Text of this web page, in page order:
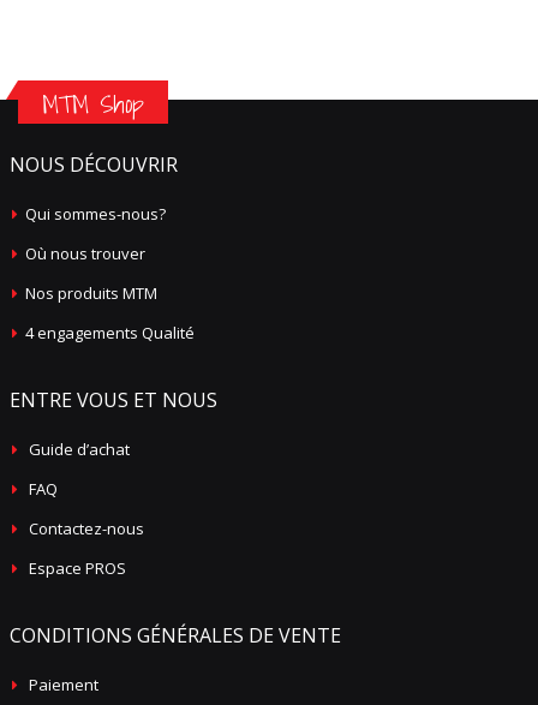
MTM Shop
NOUS DÉCOUVRIR
Qui sommes-nous?
Où nous trouver
Nos produits MTM
4 engagements Qualité
ENTRE VOUS ET NOUS
Guide d’achat
FAQ
Contactez-nous
Espace PROS
CONDITIONS GÉNÉRALES DE VENTE
Paiement